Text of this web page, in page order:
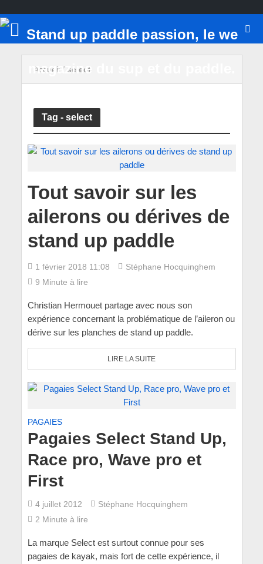
Accueil/ select
Tag - select
Tout savoir sur les
ailerons ou dérives de
stand up paddle
1 février 2018 11:08
Stéphane Hocquinghem
9 Minute à lire
Christian Hermouet partage avec nous son
expérience concernant la problématique de l’aileron ou
dérive sur les planches de stand up paddle.
LIRE LA SUITE
PAGAIES
Pagaies Select Stand Up,
Race pro, Wave pro et
First
4 juillet 2012
Stéphane Hocquinghem
2 Minute à lire
La marque Select est surtout connue pour ses
pagaies de kayak, mais fort de cette expérience, il